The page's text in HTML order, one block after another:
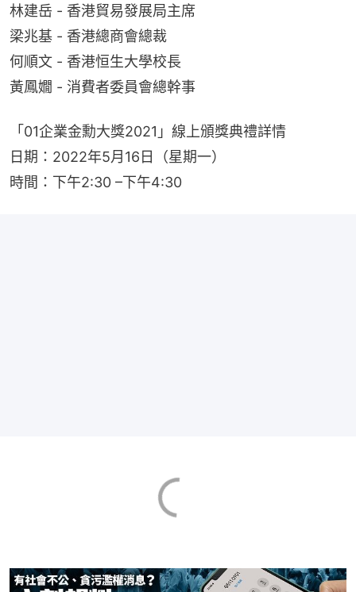
林建岳 - 香港貿易發展局主席
梁兆基 - 香港總商會總裁
何順文 - 香港恒生大學校長
黃鳳嫺 - 消費者委員會總幹事
「01企業金勳大獎2021」線上頒獎典禮詳情
日期：2022年5月16日（星期一）
時間：下午2:30 –下午4:30